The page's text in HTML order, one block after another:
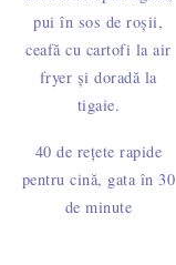
40 de rețete rapide
pentru cină, gata în 30
de minute